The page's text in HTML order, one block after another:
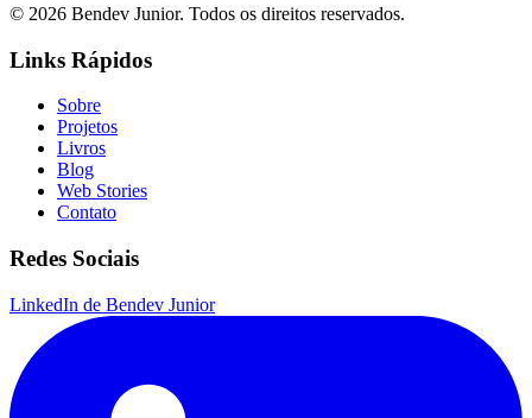
© 2026 Bendev Junior. Todos os direitos reservados.
Links Rápidos
Sobre
Projetos
Livros
Blog
Web Stories
Contato
Redes Sociais
LinkedIn de Bendev Junior